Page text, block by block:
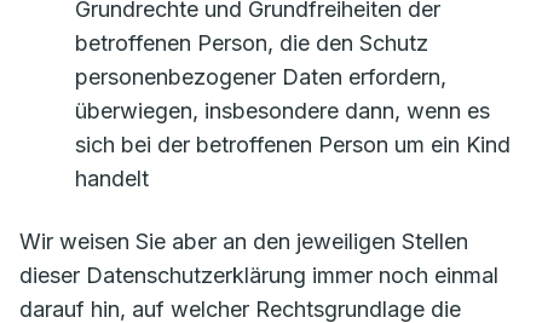
Grundrechte und Grundfreiheiten der
betroffenen Person, die den Schutz
personenbezogener Daten erfordern,
überwiegen, insbesondere dann, wenn es
sich bei der betroffenen Person um ein Kind
handelt
Wir weisen Sie aber an den jeweiligen Stellen
dieser Datenschutzerklärung immer noch einmal
darauf hin, auf welcher Rechtsgrundlage die